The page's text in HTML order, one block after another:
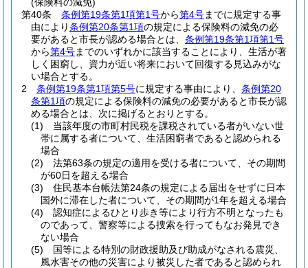
第40条
条例第19条第1項第1号から第4号までに規定する事
由により条例第20条第1項の規定による保険料の減免の必
要があると市長が認める場合とは、 条例第19条第1項第1号
から第4号までのいずれかに該当することにより、生活が著
しく困窮し、資力が近い将来において回復する見込みがな
い場合とする。
2
条例第19条第1項第5号に規定する事由により、 条例第20
条第1項の規定による保険料の減免の必要があると市長が認
める場合とは、次に掲げるとおりとする。
(1)
当該年度の市町村民税を課税されている者がいない世
帯に属する者について、生活困窮者であると認められる
場合
(2)
法第63条の規定の適用を受ける者について、その期間
が60日を超える場合
(3)
住民基本台帳法第24条の規定による届出をせずに日本
国外に滞在した者について、その期間が1年を超える場合
(4)
認知症によるひとり歩き等により行方不明となったも
のであって、警察等による捜索を行ってもなお発見でき
ない場合
(5)
国等による特別の財政援助及び助成がなされる震災、
風水害その他の災害により被災した者であると認められ